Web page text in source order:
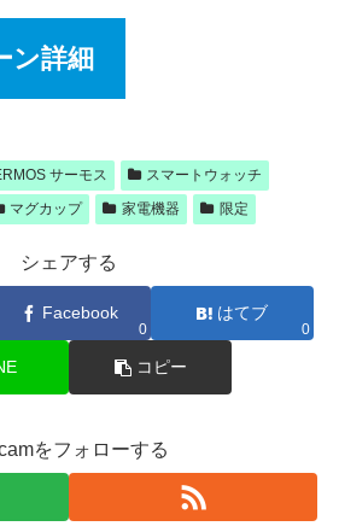
ン詳細
サーモス
スマートウォッチ
マグカップ 家電機器 限定
シェアする
Facebook
0
はてブ
0
コピー
をフォローする